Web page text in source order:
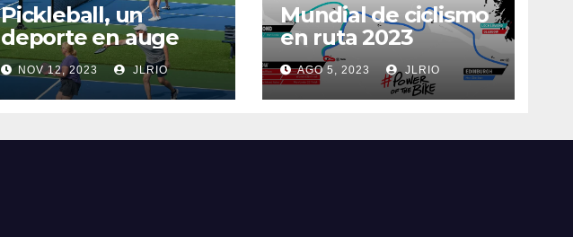
Pickleball, un
deporte en auge
NOV 12, 2023 JLRIO
Mundial de ciclismo
en ruta 2023
AGO 5, 2023 JLRIO